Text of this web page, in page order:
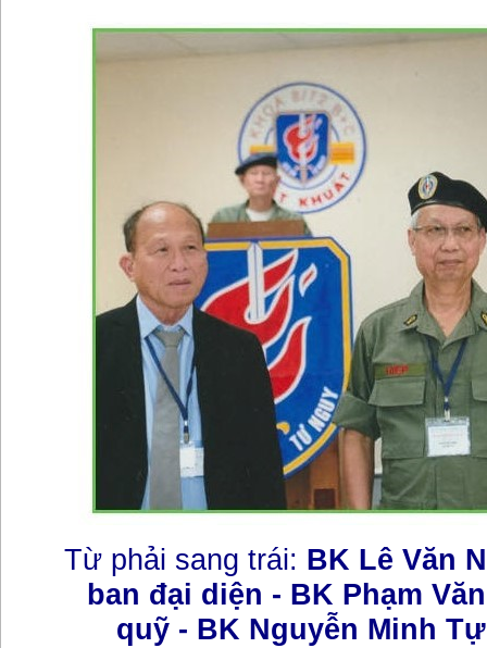
Từ phải sang trái: BK Lê Văn
ban đại diện - BK Phạm
quỹ - BK Nguyễn Minh